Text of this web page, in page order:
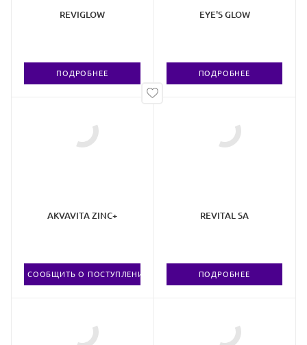
REVIGLOW
ПОДРОБНЕЕ
EYE'S GLOW
ПОДРОБНЕЕ
AKVAVITA ZINC+
СООБЩИТЬ О ПОСТУПЛЕНИИ ТОВАРА
REVITAL SA
ПОДРОБНЕЕ